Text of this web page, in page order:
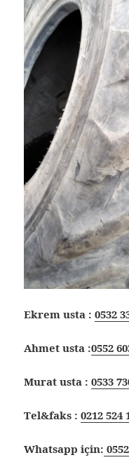
Ekrem usta :0532
Ahmet usta :0552
Murat usta :0533
Tel&faks :0212 524
Whatsapp için: